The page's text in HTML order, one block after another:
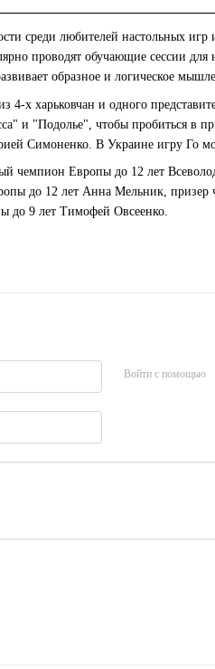
среди любителей настольных игр
проводят обучающие сессии
образное и логическое
х харьковчан и одного
и "Подолье", чтобы пробиться в
Симоненко. В Украине игру Го
чемпион Европы до 12 лет
до 12 лет Анна Мельник,
до 9 лет Тимофей Овсеенко.
Войти с помощью